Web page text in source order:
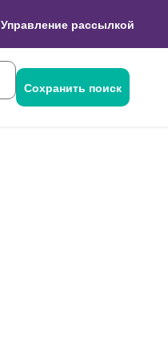
Управление рассылкой
Сохранить поиск